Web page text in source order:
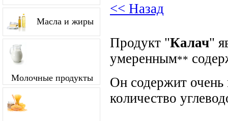
Масла и жиры
Молочные продукты
<< Назад
Продукт "Калач"
умеренным**
Он содержит очень
количество